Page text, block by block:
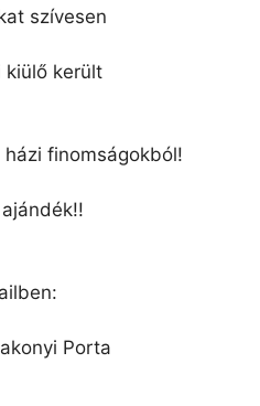
szívesen
kiülő került
finomságokból!
Porta